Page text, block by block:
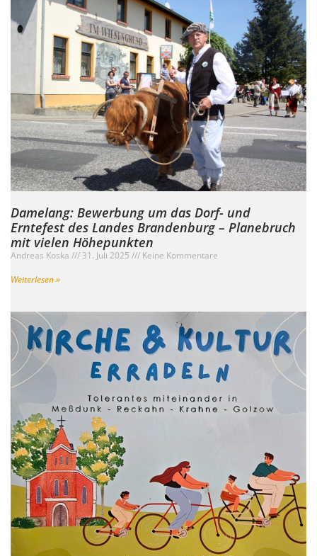
Damelang: Bewerbung um das Dorf- und
Erntefest des Landes Brandenburg – Planebruch
mit vielen Höhepunkten
Andreas Koska 31. Juli 2025
Keine Kommentare
Weiterlesen »